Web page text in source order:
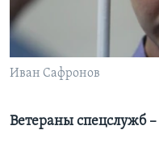
Learning English
СОЦИАЛЬНЫЕ СЕТИ
Иван Сафронов
Ветераны спецслужб